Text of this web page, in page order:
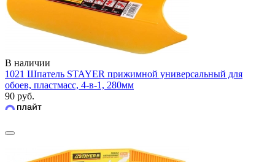
В наличии
1021 Шпатель STAYER прижимной универсальный для
обоев, пластмасс, 4-в-1, 280мм
90 руб.